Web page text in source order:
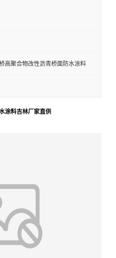
高聚合物改性沥青桥面防水涂料
涂料吉林厂家直供